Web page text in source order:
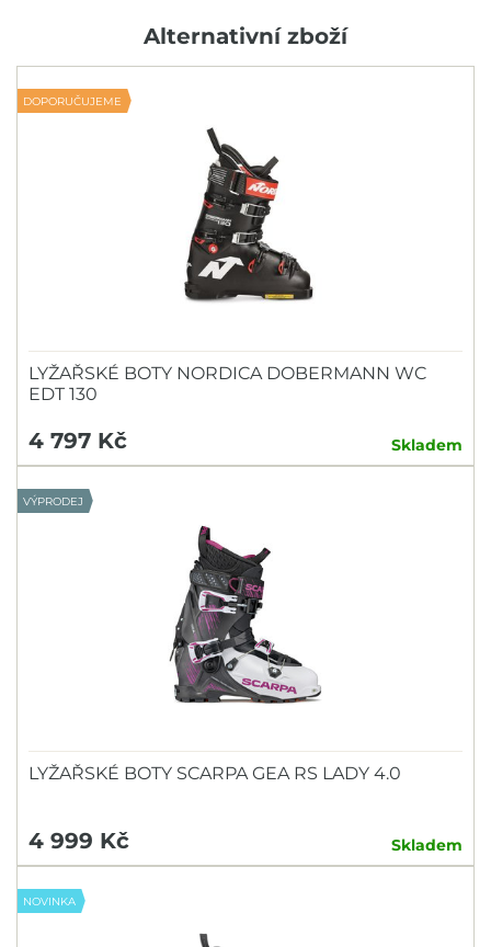
Alternativní zboží
DOPORUČUJEME
LYŽAŘSKÉ BOTY NORDICA DOBERMANN WC
EDT 130
4 797 Kč Skladem
VÝPRODEJ
LYŽAŘSKÉ BOTY SCARPA GEA RS LADY 4.0
4 999 Kč Skladem
NOVINKA